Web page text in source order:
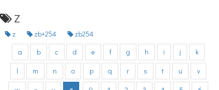
Z
z zb+254
zb254
a
b c d e f g h i j k
l m n o p q r s t u v